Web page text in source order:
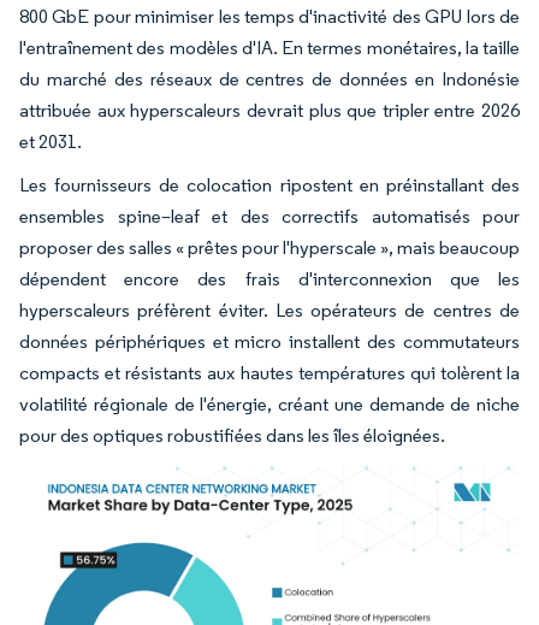
800 GbE pour minimiser les temps d'inactivité des GPU lors de
l'entraînement des modèles d'IA. En termes monétaires, la taille
du marché des réseaux de centres de données en Indonésie
attribuée aux hyperscaleurs devrait plus que tripler entre 2026
et 2031.
Les fournisseurs de colocation ripostent en préinstallant des
ensembles spine–leaf et des correctifs automatisés pour
proposer des salles « prêtes pour l'hyperscale », mais beaucoup
dépendent encore des frais d'interconnexion que les
hyperscaleurs préfèrent éviter. Les opérateurs de centres de
données périphériques et micro installent des commutateurs
compacts et résistants aux hautes températures qui tolèrent la
volatilité régionale de l'énergie, créant une demande de niche
pour des optiques robustifiées dans les îles éloignées.